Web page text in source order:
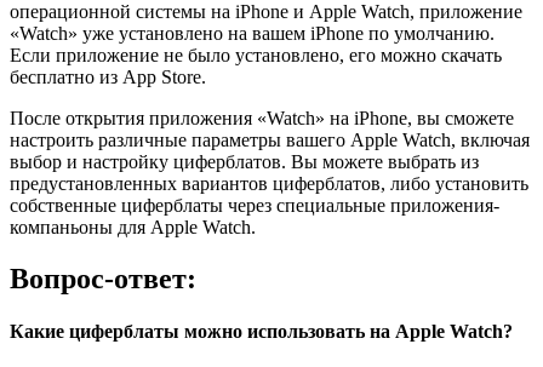
операционной системы на iPhone и Apple Watch, приложение
«Watch» уже установлено на вашем iPhone по умолчанию.
Если приложение не было установлено, его можно скачать
бесплатно из App Store.
После открытия приложения «Watch» на iPhone, вы сможете
настроить различные параметры вашего Apple Watch, включая
выбор и настройку циферблатов. Вы можете выбрать из
предустановленных вариантов циферблатов, либо установить
собственные циферблаты через специальные приложения-
компаньоны для Apple Watch.
Вопрос-ответ:
Какие циферблаты можно использовать на Apple Watch?